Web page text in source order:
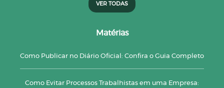
VER TODAS
Matérias
Como Publicar no Diário Oficial: Confira o Guia Completo
Como Evitar Processos Trabalhistas em uma Empresa: